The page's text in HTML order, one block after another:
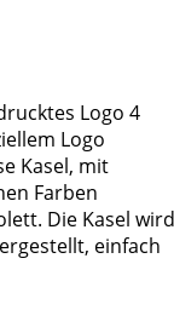
Logo 4
Logo
Kasel, mit
Farben
Die Kasel wird
einfach